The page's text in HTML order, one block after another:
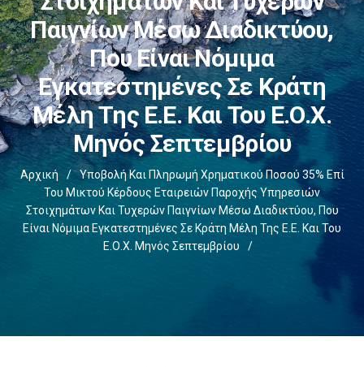
Παιγνίων Μέσω Διαδικτύου,
Που Είναι Νόμιμα
Εγκατεστημένες Σε Κράτη
Μέλη Της Ε.Ε. Και Του Ε.Ο.Χ.
Μηνός Σεπτεμβρίου
Αρχική /
Υποβολή Και Πληρωμή Χρηματικού Ποσού 35% Επί
Του Μικτού Κέρδους Εταιρειών Παροχής Υπηρεσιών
Στοιχημάτων Και Τυχερών Παιγνίων Μέσω Διαδικτύου, Που
Είναι Νόμιμα Εγκατεστημένες Σε Κράτη Μέλη Της Ε.Ε. Και Του
Ε.Ο.Χ. Μηνός Σεπτεμβρίου
/